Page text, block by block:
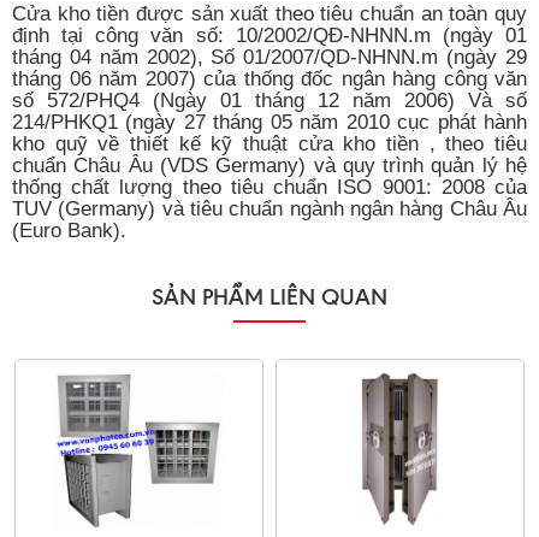
Cửa kho tiền được sản xuất theo tiêu chuẩn an toàn quy
định tại công văn số: 10/2002/QĐ-NHNN.m (ngày 01
tháng 04 năm 2002), Số 01/2007/QD-NHNN.m (ngày 29
tháng 06 năm 2007) của thống đốc ngân hàng công văn
số 572/PHQ4 (Ngày 01 tháng 12 năm 2006) Và số
214/PHKQ1 (ngày 27 tháng 05 năm 2010 cục phát hành
kho quỹ về thiết kế kỹ thuật cửa kho tiền , theo tiêu
chuẩn Châu Âu (VDS Germany) và quy trình quản lý hệ
thống chất lượng theo tiêu chuẩn ISO 9001: 2008 của
TUV (Germany) và tiêu chuẩn ngành ngân hàng Châu Âu
(Euro Bank).
SẢN PHẨM LIÊN QUAN